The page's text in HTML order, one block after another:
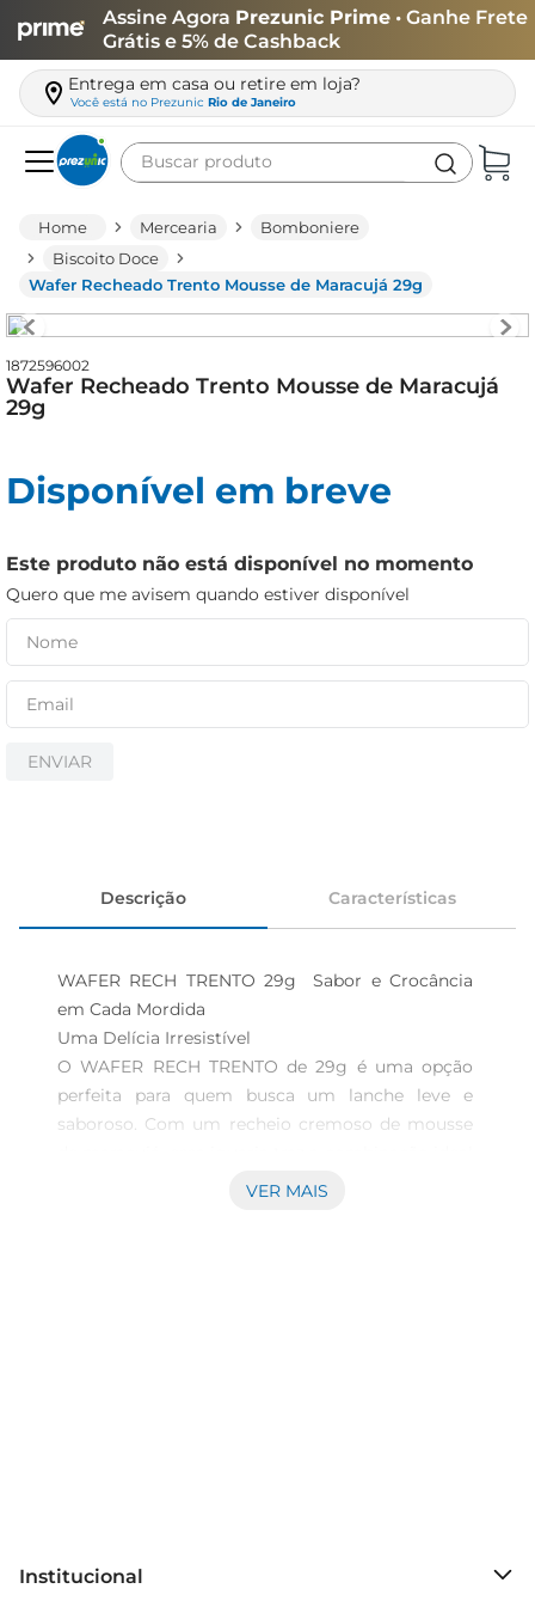
Assine Agora Prezunic Prime • Ganhe Frete
Grátis e 5% de Cashback
Entrega em casa ou retire em loja?
Você está no Prezunic Rio de Janeiro
Buscar produto
Mercearia
Bomboniere
Biscoito Doce
Wafer Recheado Trento Mousse de Maracujá 29g
1872596002
Wafer Recheado Trento Mousse de Maracujá
29g
Disponível em breve
Este produto não está disponível no momento
Quero que me avisem quando estiver disponível
ENVIAR
Descrição Características
WAFER RECH TRENTO 29g  Sabor e Crocância
em Cada Mordida
Uma Delícia Irresistível
O WAFER RECH TRENTO de 29g é uma opção
perfeita para quem busca um lanche leve e
saboroso. Com um recheio cremoso de mousse
entre a crocância da wafer e a suavidade do
quanto por adultos, sendo um verdadeiro convite
VER MAIS
Institucional
leite
queijo
biscoito
iogurte
papel higiênico